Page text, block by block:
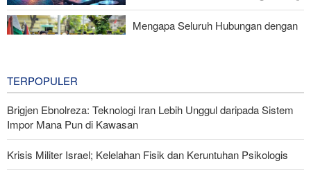
Perjuangan Media Revolusioner
Mengapa Seluruh Hubungan dengan
TERPOPULER
Brigjen Ebnolreza: Teknologi Iran Lebih Unggul daripada Sistem
Impor Mana Pun di Kawasan
Krisis Militer Israel; Kelelahan Fisik dan Keruntuhan Psikologis